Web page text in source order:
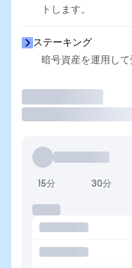
トします。
ステーキング
暗号資産を運用して
15分 30分